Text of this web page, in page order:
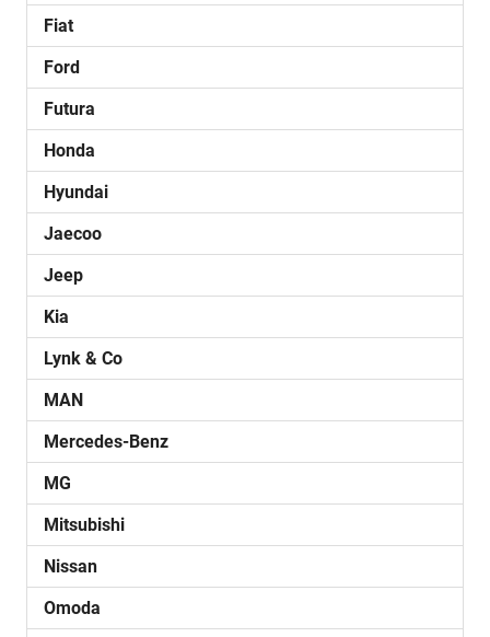
Fiat
Ford
Futura
Honda
Hyundai
Jaecoo
Jeep
Kia
Lynk & Co
MAN
Mercedes-Benz
MG
Mitsubishi
Nissan
Omoda